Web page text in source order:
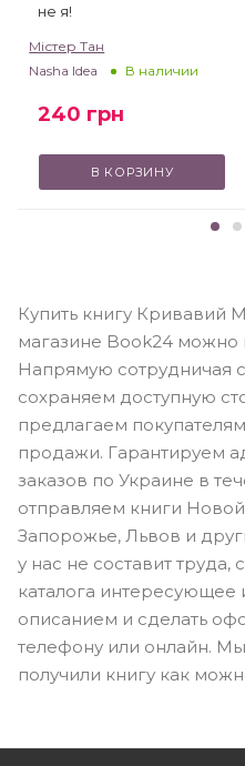
не я!
Містер Тан
Nasha Idea
В наличии
240 грн
В КОРЗИНУ
Купить книгу Кривавий
магазине Book24 можно
Напрямую сотрудничая
сохраняем доступную
предлагаем
продажи. Гарантируем
заказов по Украине в
отправляем книги
Запорожье, Львов и
у нас не составит труда,
каталога интересующее
описанием и сделать
телефону или онлайн.
получили книгу как